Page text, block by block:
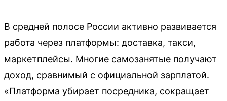
В средней полосе России активно развивается
работа через платформы: доставка, такси,
маркетплейсы. Многие самозанятые получают
доход, сравнимый с официальной зарплатой.
«Платформа убирает посредника, сокращает